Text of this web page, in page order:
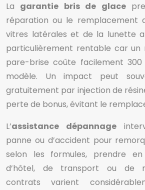
La garantie bris de glace
réparation ou le remplacement
vitres latérales et de la lunette
particulièrement rentable car un
pare-brise coûte facilement
modèle. Un impact peut
gratuitement par injection de
perte de bonus, évitant le
L’assistance dépannage
panne ou d’accident pour
selon les formules, prendre
d’hôtel, de transport ou de
contrats varient